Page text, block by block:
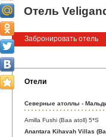
Отель
Забронировать отель
Отели
Северные атоллы -
Amilla Fushi (Baa atoll) 5*S
Anantara Kihavah Villas